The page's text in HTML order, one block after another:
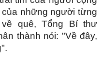
những người từng
quê, Tổng Bí thư
thành nói: "Về đây,